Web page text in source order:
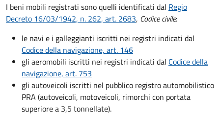
I beni mobili registrati sono quelli identificati dal Regio
Decreto 16/03/1942, n. 262, art. 2683, Codice civile:
le navi e i galleggianti iscritti nei registri indicati dal
Codice della navigazione, art. 146
gli aeromobili iscritti nei registri indicati dal Codice della
navigazione, art. 753
gli autoveicoli iscritti nel pubblico registro automobilistico
PRA (autoveicoli, motoveicoli, rimorchi con portata
superiore a 3,5 tonnellate).